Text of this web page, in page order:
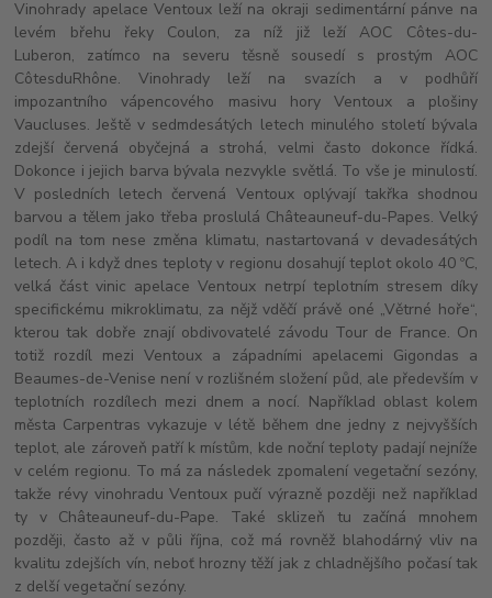
Vinohrady apelace Ventoux leží na okraji sedimentární pánve na
levém břehu řeky Coulon, za níž již leží AOC Côtes-du-
Luberon, zatímco na severu těsně sousedí s prostým AOC
CôtesduRhône. Vinohrady leží na svazích a v podhůří
impozantního vápencového masivu hory Ventoux a plošiny
Vaucluses. Ještě v sedmdesátých letech minulého století bývala
zdejší červená obyčejná a strohá, velmi často dokonce řídká.
Dokonce i jejich barva bývala nezvykle světlá. To vše je minulostí.
V posledních letech červená Ventoux oplývají takřka shodnou
barvou a tělem jako třeba proslulá Châteauneuf-du-Papes. Velký
podíl na tom nese změna klimatu, nastartovaná v devadesátých
letech. A i když dnes teploty v regionu dosahují teplot okolo 40 ºC,
velká část vinic apelace Ventoux netrpí teplotním stresem díky
specifickému mikroklimatu, za nějž vděčí právě oné „Větrné hoře“,
kterou tak dobře znají obdivovatelé závodu Tour de France. On
totiž rozdíl mezi Ventoux a západními apelacemi Gigondas a
Beaumes-de-Venise není v rozlišném složení půd, ale především v
teplotních rozdílech mezi dnem a nocí. Například oblast kolem
města Carpentras vykazuje v létě během dne jedny z nejvyšších
teplot, ale zároveň patří k místům, kde noční teploty padají nejníže
v celém regionu. To má za následek zpomalení vegetační sezóny,
takže révy vinohradu Ventoux pučí výrazně později než například
ty v Châteauneuf-du-Pape. Také sklizeň tu začíná mnohem
později, často až v půli října, což má rovněž blahodárný vliv na
kvalitu zdejších vín, neboť hrozny těží jak z chladnějšího počasí tak
z delší vegetační sezóny.